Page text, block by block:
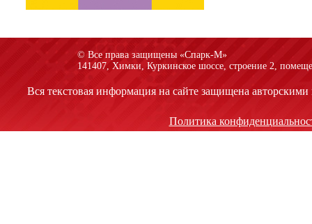
© Все права защищены «Спарк-M»
141407, Химки, Куркинское шоссе, строение 2,
Вся текстовая информация на сайте защищена
Политика